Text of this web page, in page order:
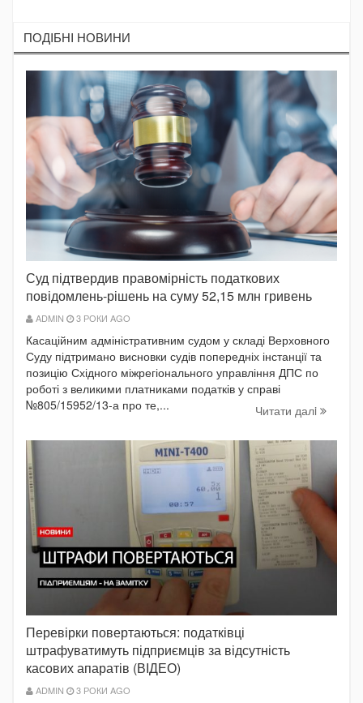
ПОДIБНI НОВИНИ
Суд підтвердив правомірність податкових
повідомлень-рішень на суму 52,15 млн гривень
ADMIN 3 РОКИ AGO
Касаційним адміністративним судом у складі Верховного
Суду підтримано висновки судів попередніх інстанції та
позицію Східного міжрегіонального управління ДПС по
роботі з великими платниками податків у справі
№805/15952/13-а про те,...
Читати далi
Перевірки повертаються: податківці
штрафуватимуть підприємців за відсутність
касових апаратів (ВІДЕО)
ADMIN 3 РОКИ AGO